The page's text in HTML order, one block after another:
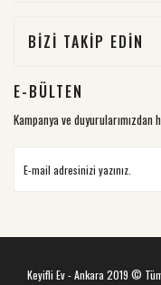
BİZİ TAKİP EDİN
E-BÜLTEN
Kampanya ve
Keyifli Ev - Ankara 2019 ©